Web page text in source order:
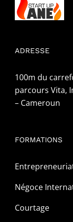
ADRESSE
100m du
parcours Vita,
– Cameroun
FORMATIONS
Négoce
Courtage